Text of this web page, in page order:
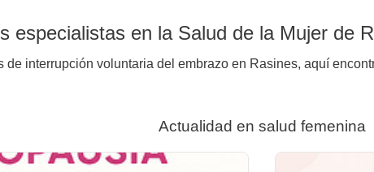
especialistas en la Salud de la Mujer de
de interrupción voluntaria del embrazo en Rasines, aquí
Actualidad en salud femenina